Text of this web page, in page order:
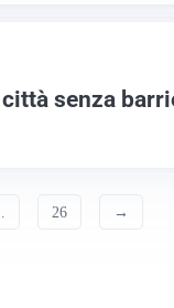
senza
26 →